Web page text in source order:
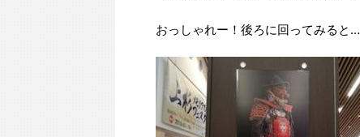
おっしゃれー！後ろに回ってみると…